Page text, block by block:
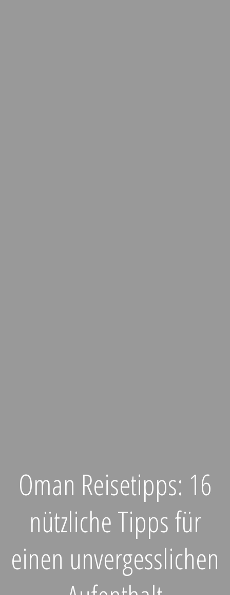
Oman Reisetipps: 16
nützliche Tipps für
einen unvergesslichen